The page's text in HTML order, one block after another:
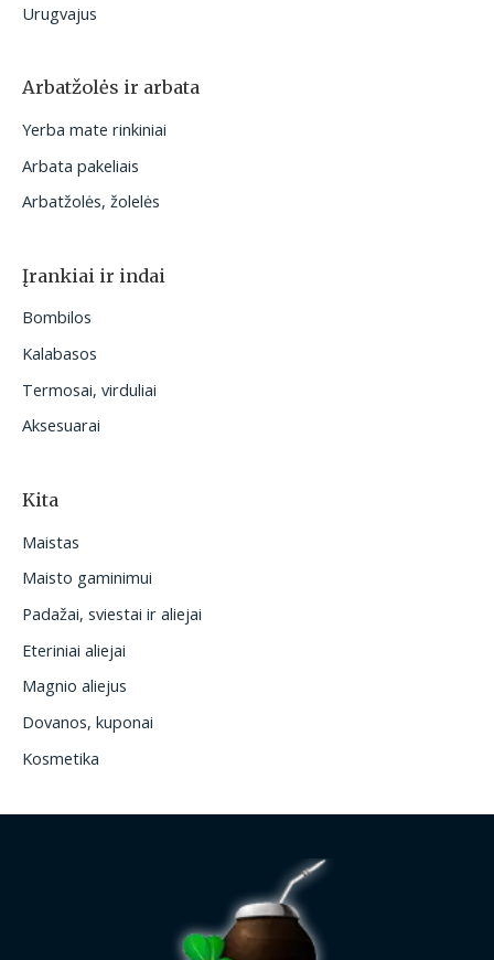
Urugvajus
Arbatžolės ir arbata
Yerba mate rinkiniai
Arbata pakeliais
Arbatžolės, žolelės
Įrankiai ir indai
Bombilos
Kalabasos
Termosai, virduliai
Aksesuarai
Kita
Maistas
Maisto gaminimui
Padažai, sviestai ir aliejai
Eteriniai aliejai
Magnio aliejus
Dovanos, kuponai
Kosmetika